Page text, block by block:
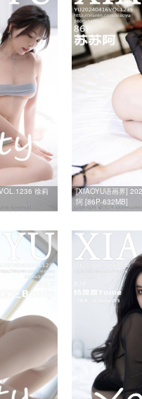
徐莉
[XIAOYU语画界]
阿 [86P-632MB]